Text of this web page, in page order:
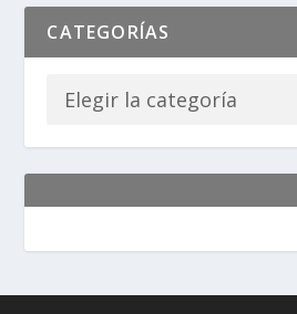
CATEGORÍAS